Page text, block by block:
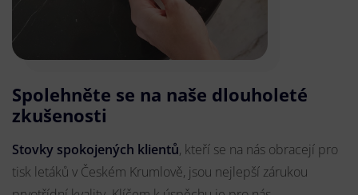
Spolehněte se na naše dlouholeté
zkušenosti
Stovky spokojených klientů, kteří se na nás obracejí pro
tisk letáků v Českém Krumlově, jsou nejlepší zárukou